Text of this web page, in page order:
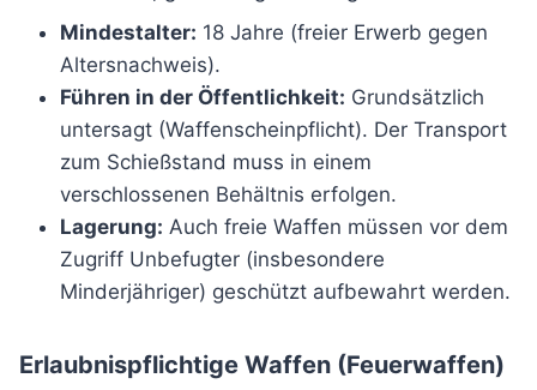
Mindestalter: 18 Jahre (freier Erwerb gegen
Altersnachweis).
Führen in der Öffentlichkeit: Grundsätzlich
untersagt (Waffenscheinpflicht). Der Transport
zum Schießstand muss in einem
verschlossenen Behältnis erfolgen.
Lagerung: Auch freie Waffen müssen vor dem
Zugriff Unbefugter (insbesondere
Minderjähriger) geschützt aufbewahrt werden.
Erlaubnispflichtige Waffen (Feuerwaffen)